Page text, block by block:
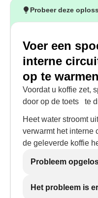
Probeer deze
Voer een
interne
op te
Voordat u koffie zet,
door op de toets
te
Heet water stroomt
verwarmt het interne
de geleverde koffie
Probleem
Het probleem is